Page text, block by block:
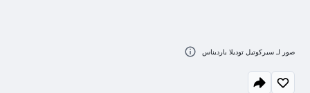
صور لـ سيركوتيل توديلا بارديناس